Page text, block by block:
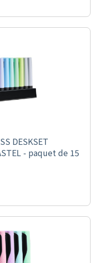
DESKSET
- paquet de 15